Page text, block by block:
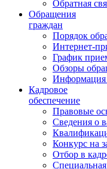
Обратная
Обращения
граждан
Порядок
Интернет-
График
Обзоры
Информация
Кадровое
обеспечение
Правовые
Сведения о
Конкурс на
Отбор в